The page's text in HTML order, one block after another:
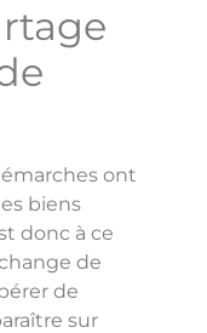
ont
biens
donc à ce
de
de
sur